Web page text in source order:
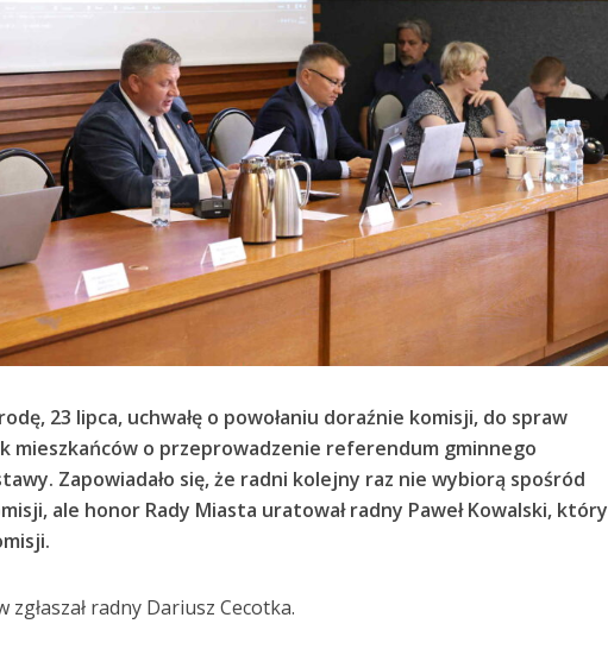
23 lipca, uchwałę o powołaniu doraźnie komisji, do spraw
mieszkańców o przeprowadzenie referendum gminnego
Zapowiadało się, że radni kolejny raz nie wybiorą spośród
ale honor Rady Miasta uratował radny Paweł Kowalski, który
radny Dariusz Cecotka.